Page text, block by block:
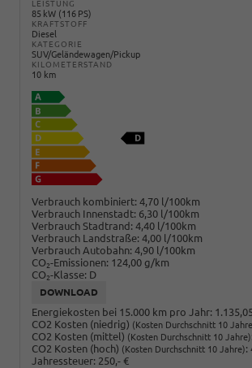
LEISTUNG
85 kW (116 PS)
KRAFTSTOFF
Diesel
KATEGORIE
SUV/Geländewagen/Pickup
KILOMETERSTAND
10 km
Verbrauch kombiniert: 4,70 l/100km
Verbrauch Innenstadt: 6,30 l/100km
Verbrauch Stadtrand: 4,40 l/100km
Verbrauch Landstraße: 4,00 l/100km
Verbrauch Autobahn: 4,90 l/100km
CO2-Emissionen: 124,00 g/km
CO2-Klasse: D
DOWNLOAD
Energiekosten bei 15.000 km pro Jahr:
CO2 Kosten (niedrig) (Kosten Durchschnitt 10
CO2 Kosten (mittel) (Kosten Durchschnitt 10 Jahre)
CO2 Kosten (hoch) (Kosten Durchschnitt 10 Jahre):
Jahressteuer: 250,- €